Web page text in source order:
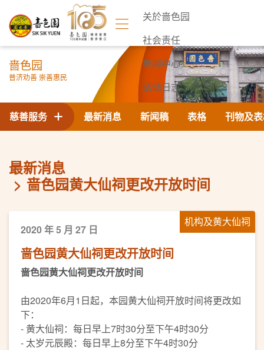
关於啬色园
社会责任
新闻中心
活动日志
联络我们
啬色园
普济劝善 崇善惠民
最新消息 新闻稿 表格 刊物及
慈善服务
最新消息
啬色园黄大仙祠更改开放时间
机构及黄大仙祠
2020 年 5 月 27 日
啬色园黄大仙祠更改开放时间
啬色园黄大仙祠更改开放时间
由2020年6月1日起，本园黄大仙祠开放时间将更改如
下：
- 黄大仙祠：每日早上7时30分至下午4时30分
- 太岁元辰殿：每日早上8分至下午4时30分